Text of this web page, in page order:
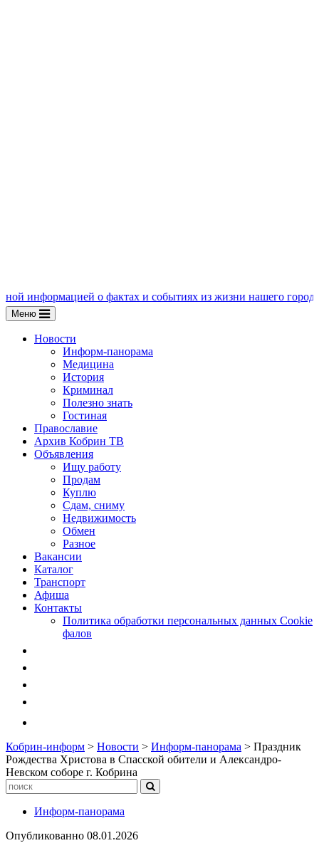
о фактах и событиях из жизни нашего города, пишите
Меню
Новости
Информ-панорама
Медицина
История
Криминал
Полезно знать
Гостиная
Православие
Архив Кобрин ТВ
Объявления
Ищу работу
Продам
Куплю
Сдам, сниму
Недвижимость
Обмен
Разное
Вакансии
Каталог
Транспорт
Афиша
Контакты
Политика обработки персональных данных Cookie
фалов
Кобрин-информ > Новости > Информ-панорама > Праздник
Рождества Христова в Спасской обители и Александро-
Невском соборе г. Кобрина
Информ-панорама
Опубликованно 08.01.2026